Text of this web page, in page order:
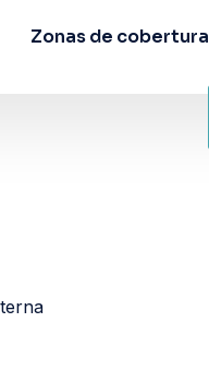
Zonas de cobertura